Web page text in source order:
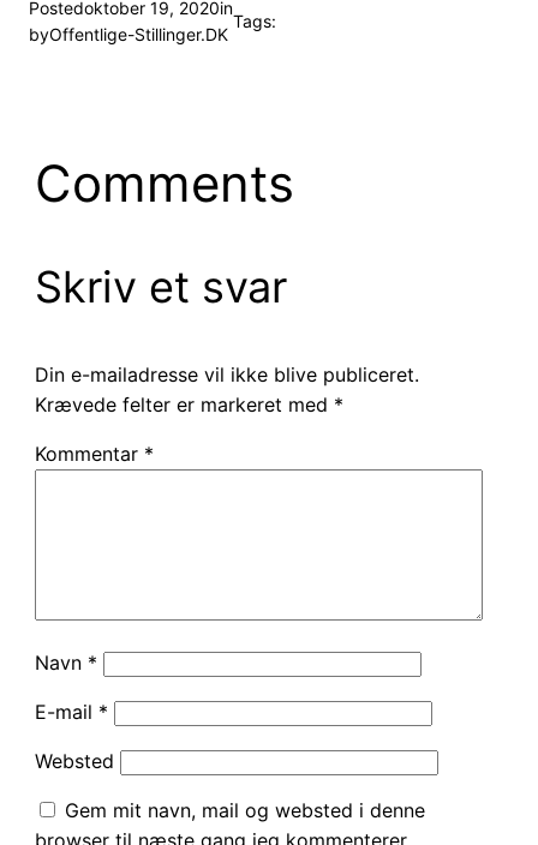
Postedoktober 19, 2020in
byOffentlige-Stillinger.DK
Tags:
Comments
Skriv et svar
Din e-mailadresse vil ikke blive publiceret.
Krævede felter er markeret med *
Kommentar *
Navn *
E-mail *
Websted
Gem mit navn, mail og websted i denne